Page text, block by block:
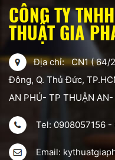
CÔNG TY
THUẬT GIA
Địa chỉ: CN1 ( 64/
Đông, Q. Thủ Đức,
AN PHÚ- TP THUẬN
Tel: 0908057156 -
Email: